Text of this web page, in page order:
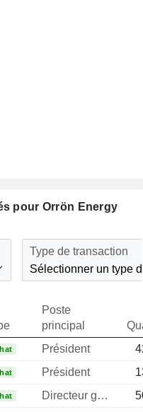
pour Orrön Energy
Type de transaction
Sélectionner un type
Poste
principal
Président
Président
Directeur general